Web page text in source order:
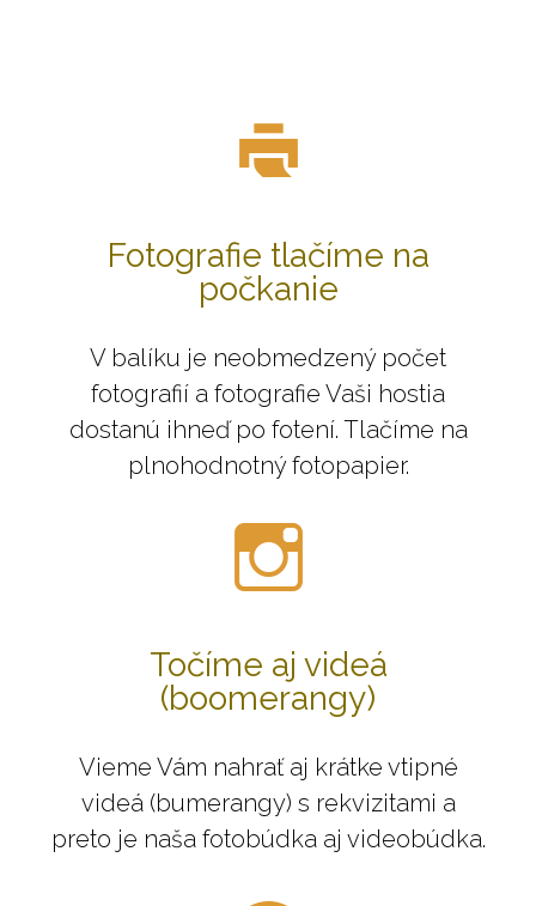
Fotografie tlačíme na
počkanie
V balíku je neobmedzený počet
fotografií a fotografie Vaši hostia
dostanú ihneď po fotení. Tlačíme na
plnohodnotný fotopapier.
Točíme aj videá
(boomerangy)
Vieme Vám nahrať aj krátke vtipné
videá (bumerangy) s rekvizitami a
preto je naša fotobúdka aj videobúdka.